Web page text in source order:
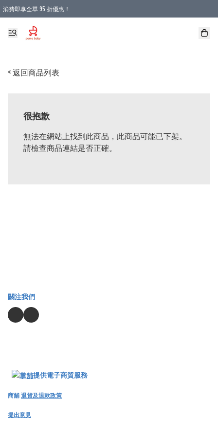
消費即享全單 95 折優惠！
購物滿 HKD 900.00即享免運費優惠！（適用於 本地送貨、本地取貨 )
< 返回商品列表
很抱歉
無法在網站上找到此商品，此商品可能已下架。
請檢查商品連結是否正確。
關注我們
提供電子商貿服務
商舖退貨及退款政策
提出意見